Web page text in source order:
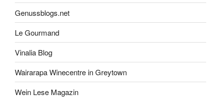
Genussblogs.net
Le Gourmand
Vinalia Blog
Wairarapa Winecentre in Greytown
Wein Lese Magazin